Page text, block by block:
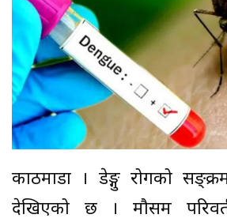
काठमाडौं । डेङ्गु रोगको
देखिएको छ । मौसम